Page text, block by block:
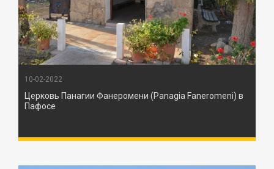
10-02-2022
Церковь Панагии Фанеромени (Panagia Faneromeni) в
Пафосе